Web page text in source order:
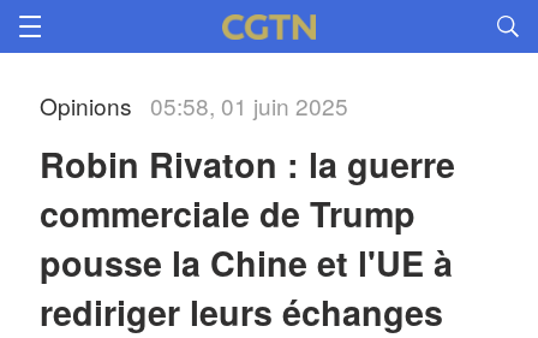
Opinions 05:58, 01 juin 2025
Robin Rivaton : la guerre
commerciale de Trump
pousse la Chine et l'UE à
rediriger leurs échanges